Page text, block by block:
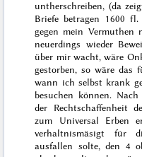
untherschreiben, (da
Briefe betragen 1600
gegen mein Vermuthen
neuerdings wieder
über mir wacht, wäre
gestorben, so wäre das
wann ich selbst krank
besuchen können.
der Rechtschaffenheit
zum Universal Erben
verhaltnismäsigt für
ausfallen solte, den 4